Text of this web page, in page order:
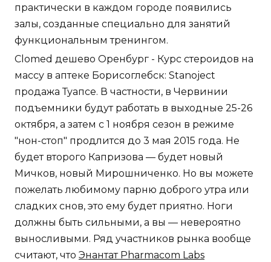
практически в каждом городе появились
залы, созданные специально для занятий
функциональным тренингом.
Clomed дешево Оренбург - Курс стероидов на
массу в аптеке Борисоглебск: Stanoject
продажа Туапсе. В частности, в Червинии
подъемники будут работать в выходные 25-26
октября, а затем с 1 ноября сезон в режиме
"нон-стоп" продлится до 3 мая 2015 года. Не
будет второго Капризова — будет новый
Мичков, новый Мирошниченко. Но вы можете
пожелать любимому парню доброго утра или
сладких снов, это ему будет приятно. Ноги
должны быть сильными, а вы — невероятно
выносливыми. Ряд участников рынка вообще
считают, что Энантат Pharmacom Labs